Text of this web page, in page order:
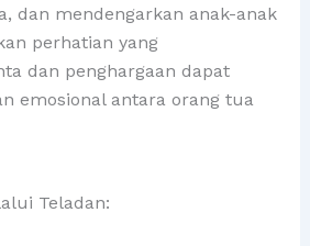
dan mendengarkan anak-anak
perhatian yang
dan penghargaan dapat
emosional antara orang tua
Teladan: